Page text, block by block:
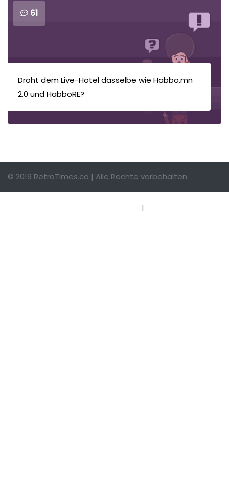
61
Droht dem Live-Hotel dasselbe wie Habbo.mn
2.0 und HabboRE?
© 2019 RetroTimes.co | Alle Rechte vorbehalten.
|